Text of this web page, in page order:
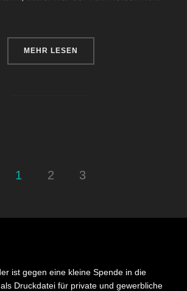
MEHR ÜBER „THE RAVEN CHURCH“
LESEN
1 2 3
ist gegen eine kleine Spende in die
Druckdatei für private und gewerbliche